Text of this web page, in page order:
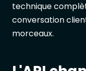
technique
conversation
morceaux.